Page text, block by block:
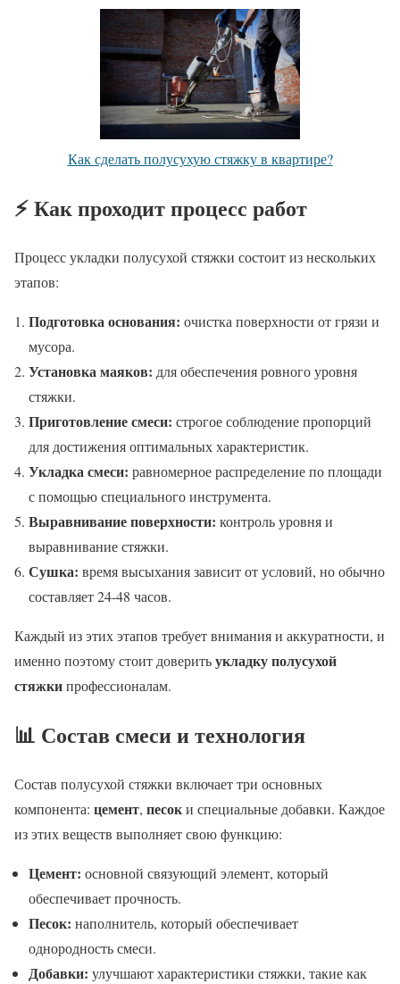
Как сделать полусухую стяжку в квартире?
⚡ Как проходит процесс работ
Процесс укладки полусухой стяжки состоит из нескольких
этапов:
Подготовка основания: очистка поверхности от грязи и
мусора.
Установка маяков: для обеспечения ровного уровня
стяжки.
Приготовление смеси: строгое соблюдение пропорций
для достижения оптимальных характеристик.
Укладка смеси: равномерное распределение по площади
с помощью специального инструмента.
Выравнивание поверхности: контроль уровня и
выравнивание стяжки.
Сушка: время высыхания зависит от условий, но обычно
составляет 24-48 часов.
Каждый из этих этапов требует внимания и аккуратности, и
именно поэтому стоит доверитьукладку полусухой
стяжкипрофессионалам.
📊 Состав смеси и технология
Состав полусухой стяжки включает три основных
компонента: цемент, песоки специальные добавки. Каждое
из этих веществ выполняет свою функцию:
Цемент: основной связующий элемент, который
обеспечивает прочность.
Песок: наполнитель, который обеспечивает
однородность смеси.
Добавки: улучшают характеристики стяжки, такие как